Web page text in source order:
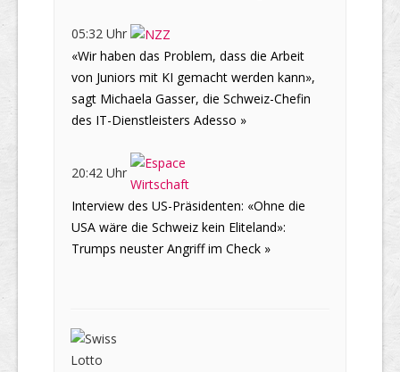
05:32 Uhr
«Wir haben das Problem, dass die Arbeit
von Juniors mit KI gemacht werden kann»,
sagt Michaela Gasser, die Schweiz-Chefin
des IT-Dienstleisters Adesso »
20:42 Uhr
Interview des US-Präsidenten: «Ohne die
USA wäre die Schweiz kein Eliteland»:
Trumps neuster Angriff im Check »